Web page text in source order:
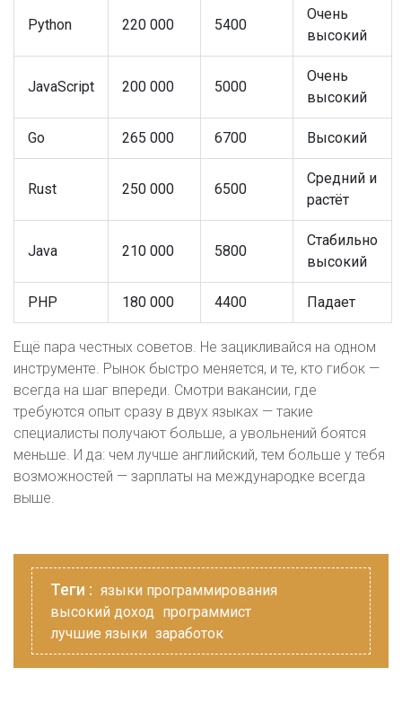
Python 220 000 5400
Очень
высокий
JavaScript 200 000 5000
Очень
высокий
Go 265 000 6700 Высокий
Rust 250 000 6500
Средний и
растёт
Java 210 000 5800
Стабильно
высокий
PHP 180 000 4400 Падает
Ещё пара честных советов. Не зацикливайся на одном
инструменте. Рынок быстро меняется, и те, кто гибок —
всегда на шаг впереди. Смотри вакансии, где
требуются опыт сразу в двух языках — такие
специалисты получают больше, а увольнений боятся
меньше. И да: чем лучше английский, тем больше у тебя
возможностей — зарплаты на международке всегда
выше.
Теги : языки программирования
высокий доход программист
лучшие языки заработок